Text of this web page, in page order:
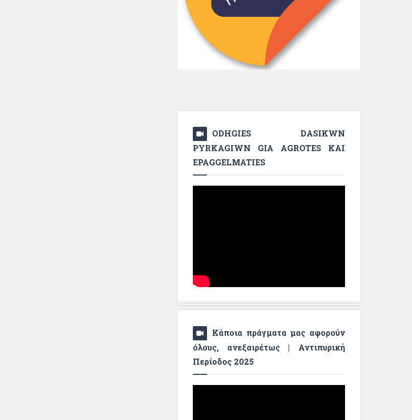
ODHGIES DASIKWN
PYRKAGIWN GIA AGROTES KAI
EPAGGELMATIES
Κάποια πράγματα μας αφορούν
όλους, ανεξαιρέτως | Αντιπυρική
Περίοδος 2025